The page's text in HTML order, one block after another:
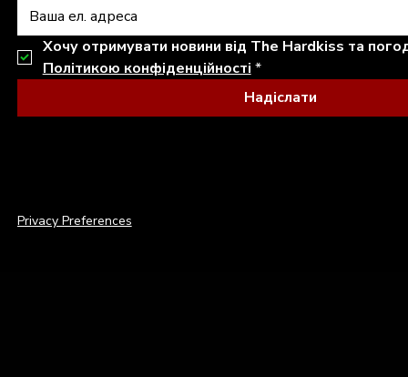
Політикою конфіденційності *
Надіслати
Privacy Preferences